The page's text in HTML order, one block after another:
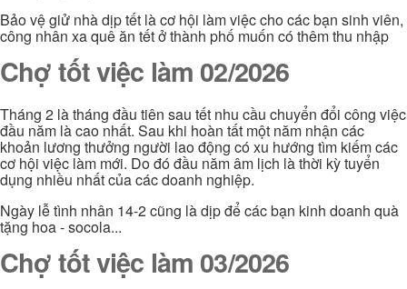
Bảo vệ giử nhà dịp tết là cơ hội làm việc cho các bạn sinh viên,
công nhân xa quê ăn tết ở thành phố muốn có thêm thu nhập
Chợ tốt việc làm 02/2026
Tháng 2 là tháng đầu tiên sau tết nhu cầu chuyển đổi công việc
đầu năm là cao nhất. Sau khi hoàn tất một năm nhận các
khoản lương thưởng người lao động có xu hướng tìm kiếm các
cơ hội việc làm mới. Do đó đầu năm âm lịch là thời kỳ tuyển
dụng nhiều nhất của các doanh nghiệp.
Ngày lễ tình nhân 14-2 cũng là dịp để các bạn kinh doanh quà
tặng hoa - socola...
Chợ tốt việc làm 03/2026